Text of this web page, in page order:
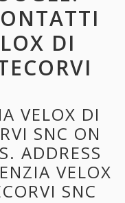
DI
VELOX DI
SNC ON
ADDRESS
VELOX
SNC